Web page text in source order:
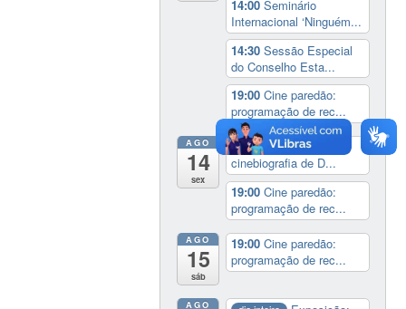
14:00Seminário
Internacional ‘Ninguém...
14:30Sessão Especial
do Conselho Esta...
19:00Cine paredão:
programação de rec...
AGO
14
sex
14:00 Lançamento da
cinebiografia de D...
19:00Cine paredão:
programação de rec...
AGO
15
sáb
19:00Cine paredão:
programação de rec...
AGO